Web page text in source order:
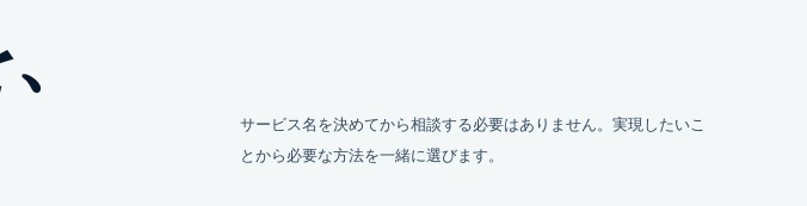
サービス名を決めてから相談する必要はありません。実現したいこ
とから必要な方法を一緒に選びます。